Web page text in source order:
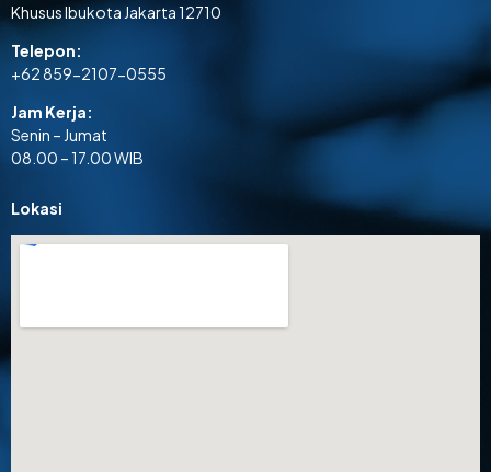
Khusus Ibukota Jakarta 12710
Telepon:
+62 859-2107-0555
Jam Kerja:
Senin – Jumat
08.00 – 17.00 WIB
Lokasi